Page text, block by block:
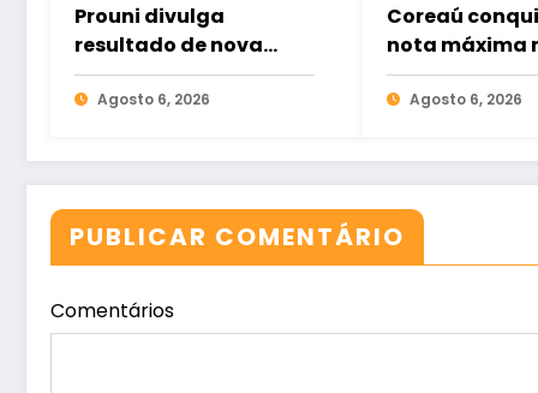
Prouni divulga
resultado de nova
chamada para o 2º
semestre
Agosto 6, 2026
Coreaú
nota máxima
volta a liderar
educação
Agosto 6, 2026
PUBLICAR COMENTÁRIO
Comentários